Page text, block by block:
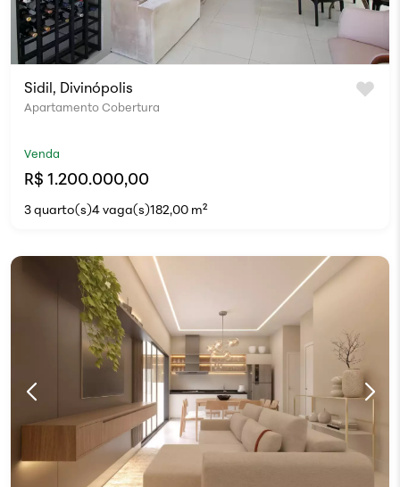
Sidil, Divinópolis
Apartamento Cobertura
Venda
R$ 1.200.000,00
3 quarto(s)4 vaga(s)182,00 m²